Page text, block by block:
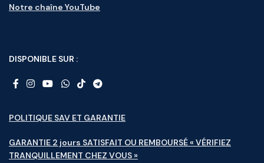
Notre chaîne YouTube
DISPONIBLE SUR :
POLITIQUE SAV ET GARANTIE
GARANTIE 2 jours SATISFAIT OU REMBOURSÉ « VÉRIFIEZ
TRANQUILLEMENT CHEZ VOUS »